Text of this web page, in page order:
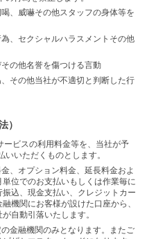
、威嚇その他スタッフの身体等を
、セクシャルハラスメントその他
の他名誉を傷つける言動
その他当社が不適切と判断した行
）
ビスの利用料金等を、当社が予
いただくものとします。
、オプション料金、延長料金およ
位でのお支払いもしくは作業毎に
込、現金支払い、クレジットカー
機関にお客様が設けた口座から、
自動引落いたします。
金融機関のみとなります。またご